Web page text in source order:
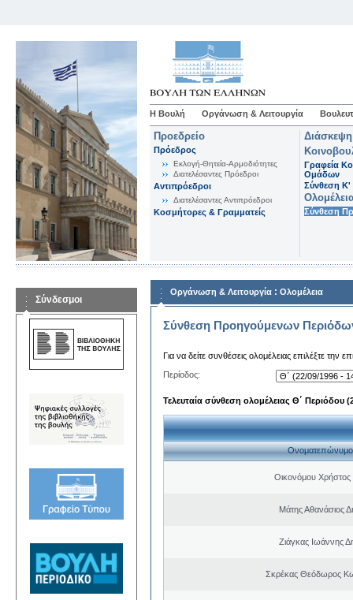
Η Βουλή Οργάνωση & Λειτουργία
Προεδρείο
Πρόεδρος
Εκλογή-Θητεία-Αρμοδιότητες
Διατελέσαντες Πρόεδροι
Αντιπρόεδροι
Διατελέσαντες Αντιπρόεδροι
Κοσμήτορες & Γραμματείς
Γραφεία
Ομάδων
Σύνθεση K'
Σύνθεση
Σύνδεσμοι
Οργάνωση & Λειτουργία : Ολομέλεια
Σύνθεση Προηγούμενων
Για να δείτε συνθέσεις ολομέλειας επιλέξτε την
Περίοδος:
Τελευταία σύνθεση ολομέλειας Θ΄ Περιόδου
Ονοματεπώνυμο
Οικονόμου Χρήστος
Μάτης Αθανάσιος
Ζιάγκας Ιωάννης
Σκρέκας Θεόδωρος